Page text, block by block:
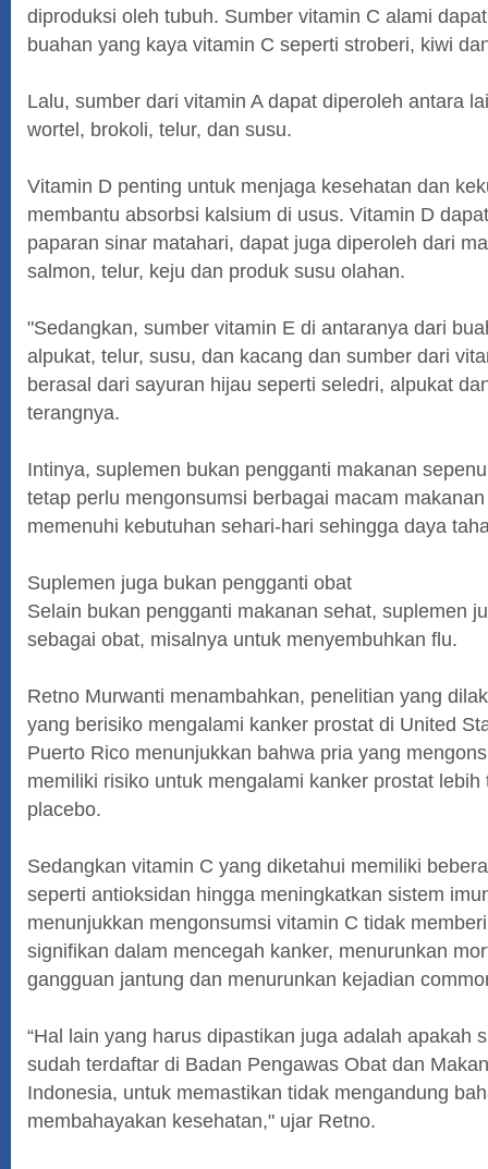
diproduksi oleh tubuh. Sumber vitamin C alami
buahan yang kaya vitamin C seperti stroberi, kiwi
Lalu, sumber dari vitamin A dapat diperoleh antara
wortel, brokoli, telur, dan susu.
Vitamin D penting untuk menjaga kesehatan dan
membantu absorbsi kalsium di usus. Vitamin D
paparan sinar matahari, dapat juga diperoleh dari
salmon, telur, keju dan produk susu olahan.
"Sedangkan, sumber vitamin E di antaranya dari
alpukat, telur, susu, dan kacang dan sumber dari
berasal dari sayuran hijau seperti seledri, alpukat
terangnya.
Intinya, suplemen bukan pengganti makanan
tetap perlu mengonsumsi berbagai macam
memenuhi kebutuhan sehari-hari sehingga daya
Suplemen juga bukan pengganti obat
Selain bukan pengganti makanan sehat, suplemen
sebagai obat, misalnya untuk menyembuhkan flu.
Retno Murwanti menambahkan, penelitian yang
yang berisiko mengalami kanker prostat di United
Puerto Rico menunjukkan bahwa pria yang
memiliki risiko untuk mengalami kanker prostat
placebo.
Sedangkan vitamin C yang diketahui memiliki
seperti antioksidan hingga meningkatkan sistem
menunjukkan mengonsumsi vitamin C tidak
signifikan dalam mencegah kanker, menurunkan
gangguan jantung dan menurunkan kejadian
“Hal lain yang harus dipastikan juga adalah apakah
sudah terdaftar di Badan Pengawas Obat dan
Indonesia, untuk memastikan tidak mengandung
membahayakan kesehatan," ujar Retno.